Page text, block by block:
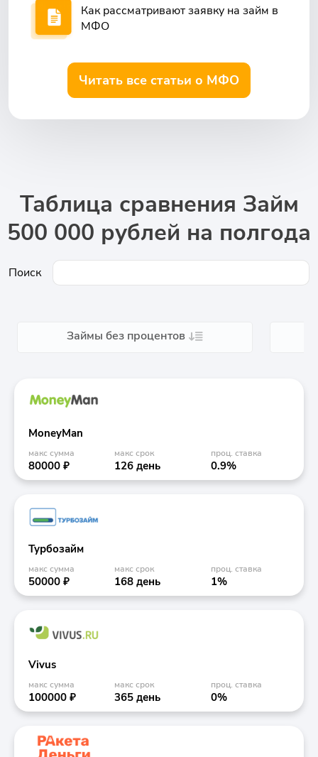
Как рассматривают заявку на займ в
МФО
Читать все статьи о МФО
Таблица сравнения Займ
500 000 рублей на полгода
Поиск
Займы без процентов
MoneyMan
макс сумма
80000 ₽
макс срок
126 день
проц. ставка
0.9%
Турбозайм
макс сумма
50000 ₽
макс срок
168 день
проц. ставка
1%
Vivus
макс сумма
100000 ₽
макс срок
365 день
проц. ставка
0%